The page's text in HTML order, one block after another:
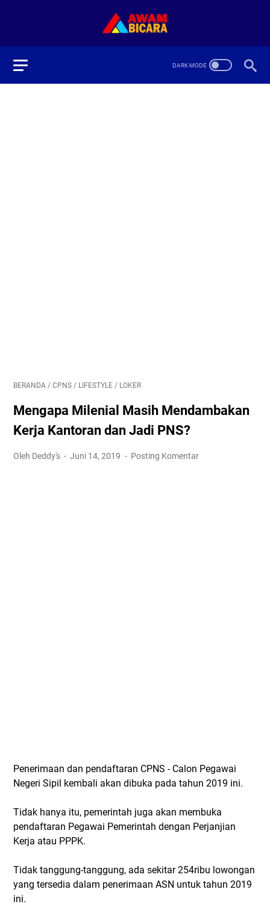
BERANDA / CPNS / LIFESTYLE / LOKER
Mengapa Milenial Masih Mendambakan
Kerja Kantoran dan Jadi PNS?
Oleh Deddy's Juni 14, 2019 Posting Komentar
Penerimaan dan pendaftaran CPNS - Calon Pegawai
Negeri Sipil kembali akan dibuka pada tahun 2019 ini.
Tidak hanya itu, pemerintah juga akan membuka
pendaftaran Pegawai Pemerintah dengan Perjanjian
Kerja atau PPPK.
Tidak tanggung-tanggung, ada sekitar 254ribu lowongan
yang tersedia dalam penerimaan ASN untuk tahun 2019
ini.